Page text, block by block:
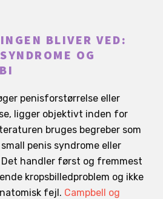
BLIVER VED:
OG
penisforstørrelse eller
ligger objektivt inden for
bruges begreber som
penis syndrome eller
handler først og fremmest
kropsbilledproblem og ikke
fejl. Campbell og